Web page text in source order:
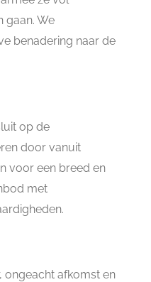
gaan. We
benadering naar de
op de
door vanuit
voor een breed en
met
ongeacht afkomst en